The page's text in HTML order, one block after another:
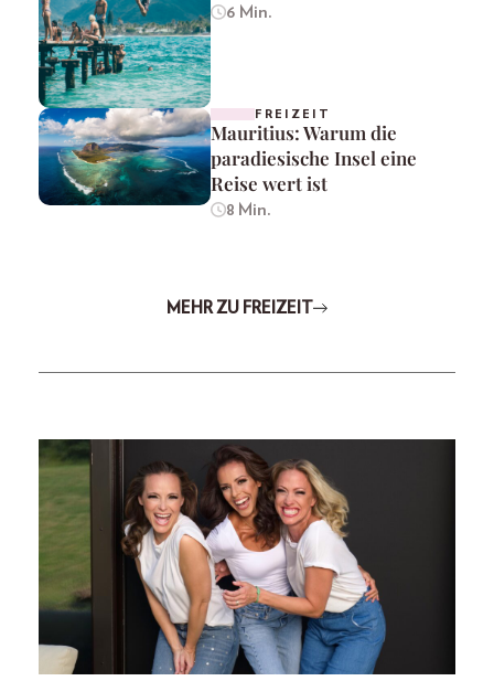
6 Min.
FREIZEIT
Mauritius: Warum die
paradiesische Insel eine
Reise wert ist
8 Min.
MEHR ZU FREIZEIT